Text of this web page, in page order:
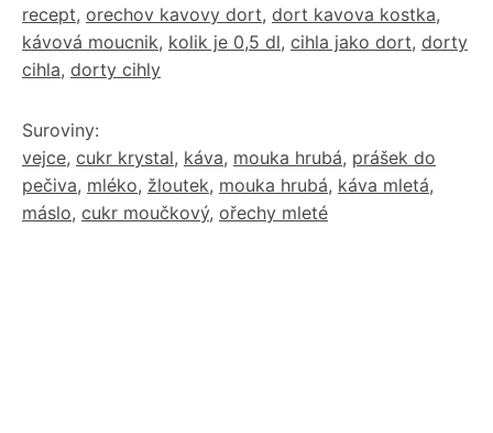
recept, orechov kavovy dort, dort kavova kostka,
kávová moucnik, kolik je 0,5 dl, cihla jako dort, dorty
cihla, dorty cihly
Suroviny:
vejce, cukr krystal, káva, mouka hrubá, prášek do
pečiva, mléko, žloutek, mouka hrubá, káva mletá,
máslo, cukr moučkový, ořechy mleté